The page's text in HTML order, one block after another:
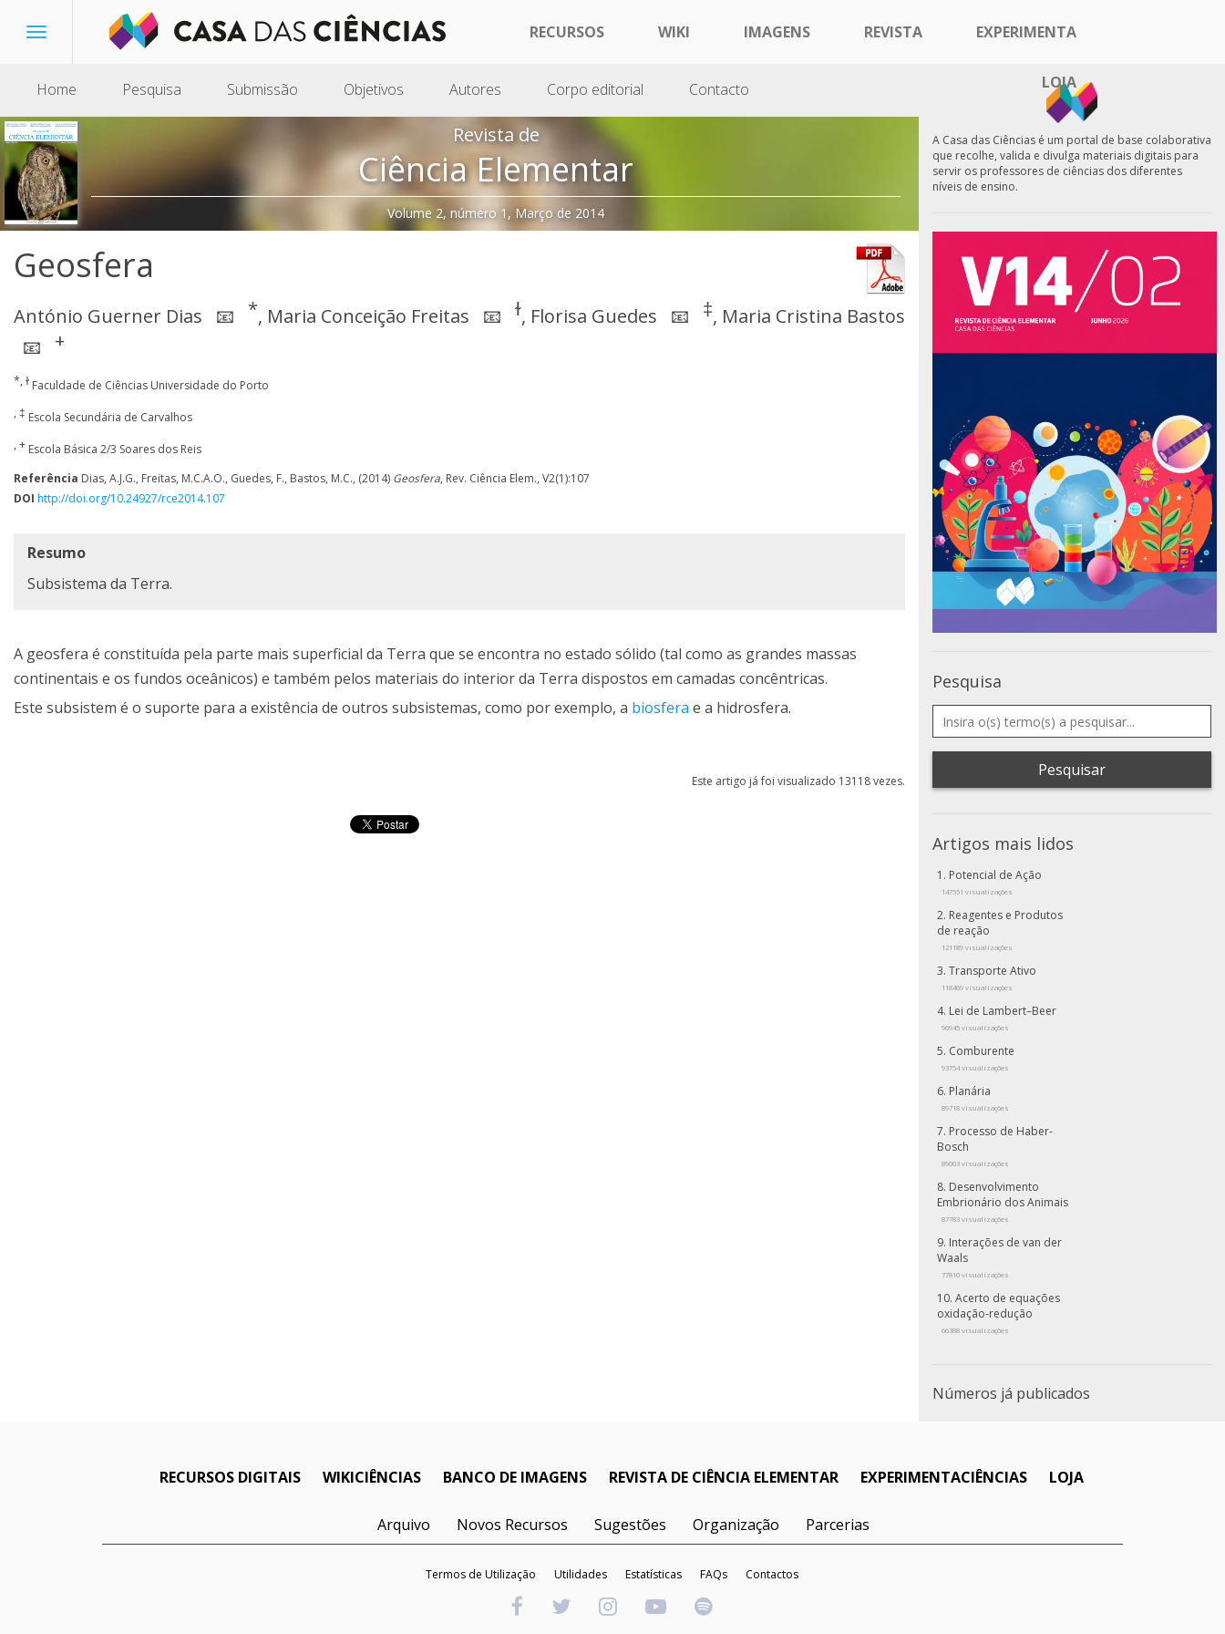
Toggle
RECURSOS WIKI IMAGENS REVISTA EXPERIMENTA
LOJA
Home Pesquisa Submissão Objetivos Autores Corpo editorial Contacto
Revista de
Ciência Elementar
Volume 2, número 1, Março de 2014
Geosfera
António Guerner Dias 📧 *, Maria Conceição Freitas 📧 ɫ, Florisa Guedes 📧 ‡, Maria Cristina Bastos
📧 +
*, ɫ Faculdade de Ciências Universidade do Porto
, ‡ Escola Secundária de Carvalhos
, + Escola Básica 2/3 Soares dos Reis
Referência Dias, A.J.G., Freitas, M.C.A.O., Guedes, F., Bastos, M.C., (2014) Geosfera, Rev. Ciência Elem., V2(1):107
DOI http://doi.org/10.24927/rce2014.107
Resumo
Subsistema da Terra.
A geosfera é constituída pela parte mais superficial da Terra que se encontra no estado sólido (tal como as grandes massas
continentais e os fundos oceânicos) e também pelos materiais do interior da Terra dispostos em camadas concêntricas.
Este subsistem é o suporte para a existência de outros subsistemas, como por exemplo, a biosfera e a hidrosfera.
Este artigo já foi visualizado 13118 vezes.
A Casa das Ciências é um portal de base colaborativa
que recolhe, valida e divulga materiais digitais para
servir os professores de ciências dos diferentes
níveis de ensino.
Pesquisa
Pesquisar
Artigos mais lidos
Potencial de Ação
147551 visualizações
Reagentes e Produtos
de reação
121189 visualizações
Transporte Ativo
118469 visualizações
Lei de Lambert–Beer
96945 visualizações
Comburente
93754 visualizações
Planária
89718 visualizações
Processo de Haber-
Bosch
89003 visualizações
Desenvolvimento
Embrionário dos Animais
87783 visualizações
Interações de van der
Waals
77810 visualizações
Acerto de equações
oxidação-redução
66388 visualizações
Números já publicados
RECURSOS DIGITAIS WIKICIÊNCIAS BANCO DE IMAGENS REVISTA DE CIÊNCIA ELEMENTAR EXPERIMENTACIÊNCIAS LOJA
Arquivo Novos Recursos Sugestões Organização Parcerias
Termos de Utilização Utilidades Estatísticas FAQs Contactos